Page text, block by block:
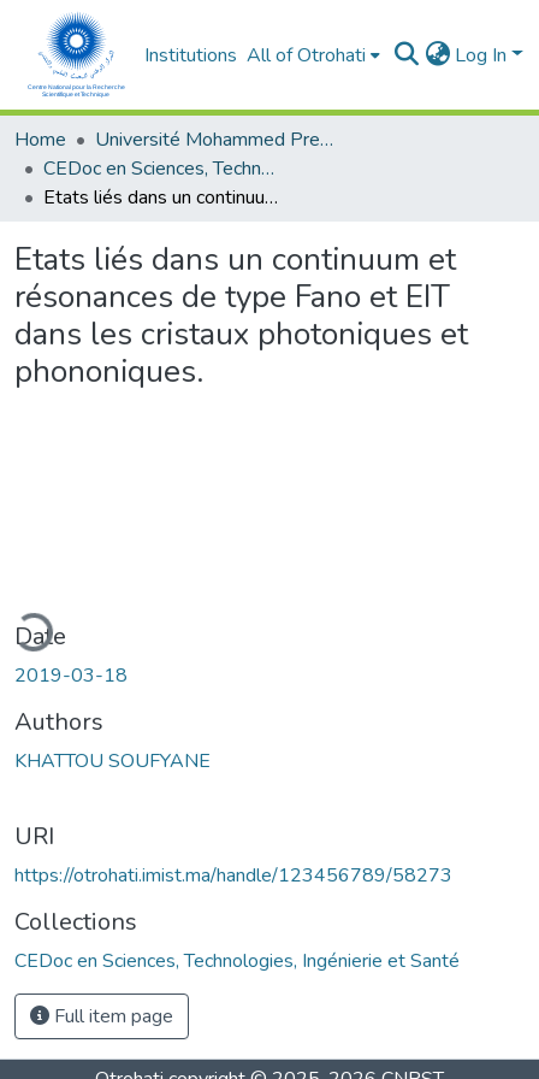
Institutions All of Otrohati Log In
Home
Université Mohammed Premier - Oujda
CEDoc en Sciences, Technologies, Ingénierie et Santé
Etats liés dans un continuum et résonances de type Fano et EIT dans les cristaux photoniques et phononiques.
Etats liés dans un continuum et
résonances de type Fano et EIT
dans les cristaux photoniques et
phononiques.
Date
2019-03-18
Authors
KHATTOU SOUFYANE
URI
https://otrohati.imist.ma/handle/123456789/58273
Collections
CEDoc en Sciences, Technologies, Ingénierie et Santé
Full item page